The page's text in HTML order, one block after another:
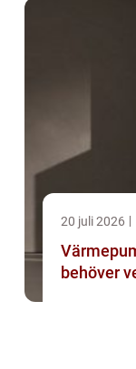
20 juli 2026
behöver